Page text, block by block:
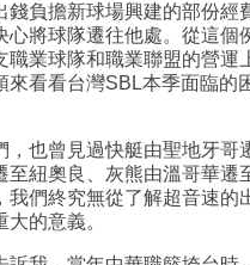
錢負擔新球場興建的部份經
心將球隊遷往他處。從這個
職業球隊和職業聯盟的營運
來看看台灣SBL本季面臨的
，也曾見過快艇由聖地牙哥
紐奧良、灰熊由溫哥華遷
我們終究無從了解超音速的
的意義。